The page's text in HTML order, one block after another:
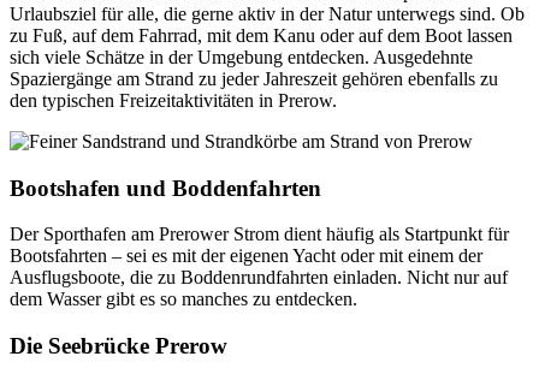
Urlaubsziel für alle, die gerne aktiv in der Natur unterwegs sind. Ob
zu Fuß, auf dem Fahrrad, mit dem Kanu oder auf dem Boot lassen
sich viele Schätze in der Umgebung entdecken. Ausgedehnte
Spaziergänge am Strand zu jeder Jahreszeit gehören ebenfalls zu
den typischen Freizeitaktivitäten in Prerow.
Bootshafen und Boddenfahrten
Der Sporthafen am Prerower Strom dient häufig als Startpunkt für
Bootsfahrten – sei es mit der eigenen Yacht oder mit einem der
Ausflugsboote, die zu Boddenrundfahrten einladen. Nicht nur auf
dem Wasser gibt es so manches zu entdecken.
Die Seebrücke Prerow